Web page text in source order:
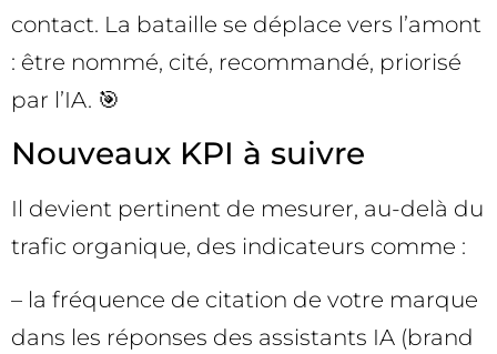
contact. La bataille se déplace vers l’amont
: être nommé, cité, recommandé, priorisé
par l’IA. 🎯
Nouveaux KPI à suivre
Il devient pertinent de mesurer, au-delà du
trafic organique, des indicateurs comme :
– la fréquence de citation de votre marque
dans les réponses des assistants IA (brand